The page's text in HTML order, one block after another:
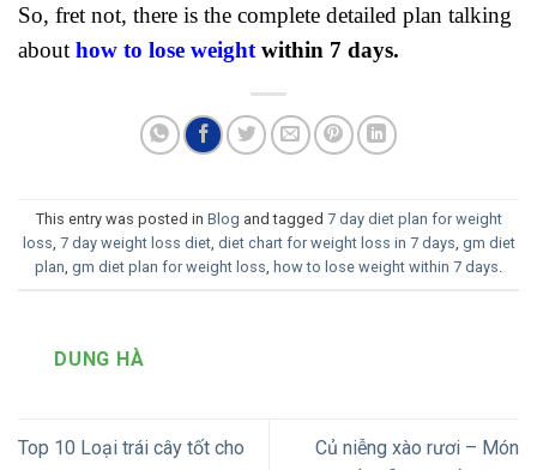
So, fret not, there is the complete detailed plan talking
about how to lose weight within 7 days.
This entry was posted in Blog and tagged 7 day diet plan for weight
loss, 7 day weight loss diet, diet chart for weight loss in 7 days, gm diet
plan, gm diet plan for weight loss, how to lose weight within 7 days.
DUNG HÀ
Top 10 Loại trái cây tốt cho
Củ niễng xào rươi – Món